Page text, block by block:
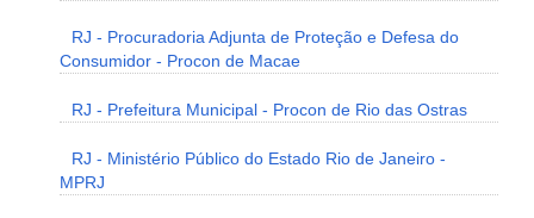
RJ - Procuradoria Adjunta de Proteção e Defesa do
Consumidor - Procon de Macae
RJ - Prefeitura Municipal - Procon de Rio das Ostras
RJ - Ministério Público do Estado Rio de Janeiro -
MPRJ